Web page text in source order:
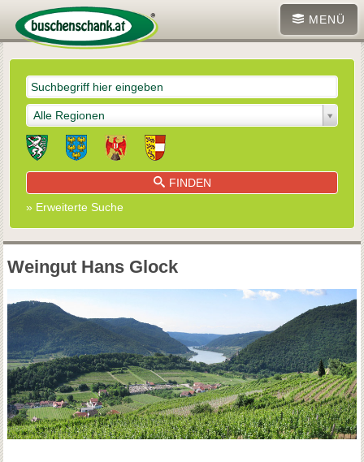
MENÜ
Alle Regionen
FINDEN
» Erweiterte Suche
Weingut Hans Glock